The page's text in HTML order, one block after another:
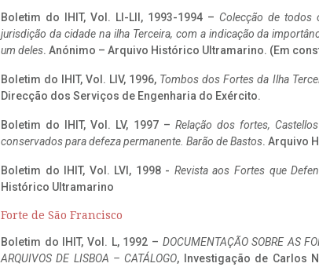
Boletim do IHIT, Vol. LI-LII, 1993-1994 – Colecção de todos
jurisdição da cidade na ilha Terceira, com a indicação da
um deles. Anónimo – Arquivo Histórico Ultramarino. (Em
Boletim do IHIT, Vol. LIV, 1996, Tombos dos Fortes da Ilha
Direcção dos Serviços de Engenharia do Exército.
Boletim do IHIT, Vol. LV, 1997 – Relação dos fortes,
conservados para defeza permanente. Barão de Bastos. Arquivo
Boletim do IHIT, Vol. LVI, 1998 - Revista aos Fortes que
Histórico Ultramarino
Forte de São Francisco
Boletim do IHIT, Vol. L, 1992 – DOCUMENTAÇÃO SOBRE AS
ARQUIVOS DE LISBOA – CATÁLOGO, Investigação de Carlos